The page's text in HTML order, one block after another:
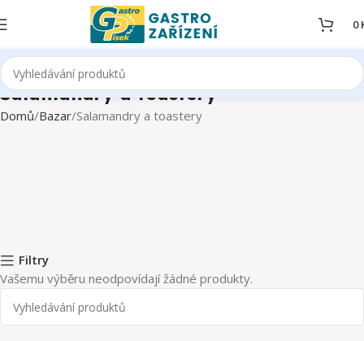
0
Salamandry a toastery
Domů Bazar Salamandry a toastery
Filtry
Vašemu výběru neodpovídají žádné produkty.